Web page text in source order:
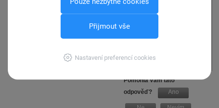
Přijmout vše
Nastavení preferencí cookies
tiskové sestavy, které máte
upravené z originální tiskové
sestavy "Daňový doklad"
agendě Pokladna.
Pomohla Vám tato
odpověď?
Ano